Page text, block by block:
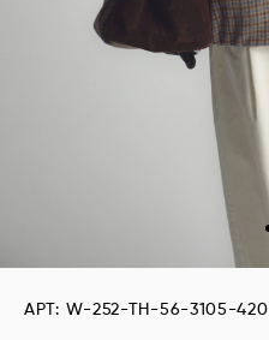
АРТ: W-252-TH-56-3105-420